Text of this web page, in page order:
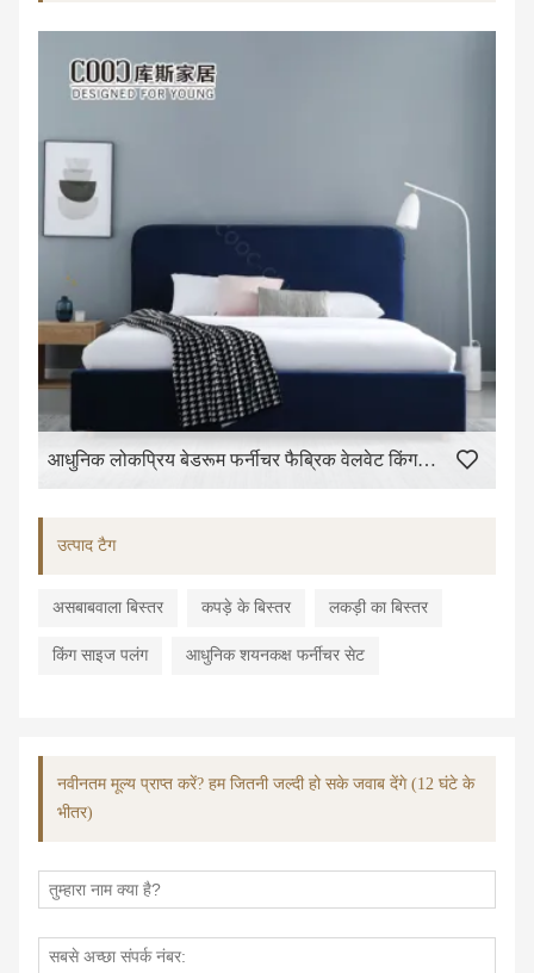
आधुनिक लोकप्रिय बेडरूम फर्नीचर फैब्रिक वेलवेट किंग साइज बेड डबल बेड फ्रेम स्टोरेज के साथ
उत्पाद टैग
असबाबवाला बिस्तर कपड़े के बिस्तर लकड़ी का बिस्तर
किंग साइज पलंग आधुनिक शयनकक्ष फर्नीचर सेट
नवीनतम मूल्य प्राप्त करें? हम जितनी जल्दी हो सके जवाब देंगे (12 घंटे के
भीतर)